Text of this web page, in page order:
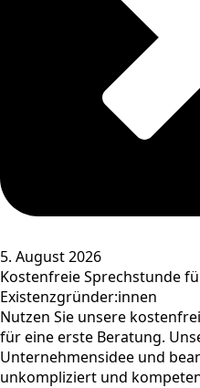
5. August 2026
Kostenfreie Sprechstunde
Existenzgründer:innen
Nutzen Sie unsere
für eine erste Beratung.
Unternehmensidee und
unkompliziert und